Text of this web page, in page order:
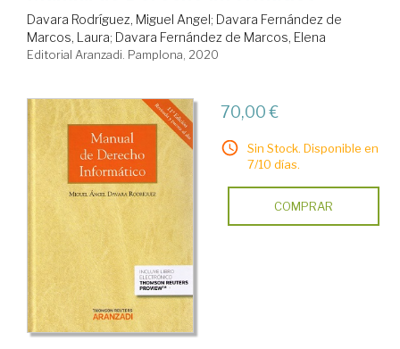
Davara Rodríguez, Miguel Angel; Davara Fernández de
Marcos, Laura; Davara Fernández de Marcos, Elena
Editorial Aranzadi. Pamplona, 2020
70,00 €
Sin Stock. Disponible en
7/10 días.
COMPRAR